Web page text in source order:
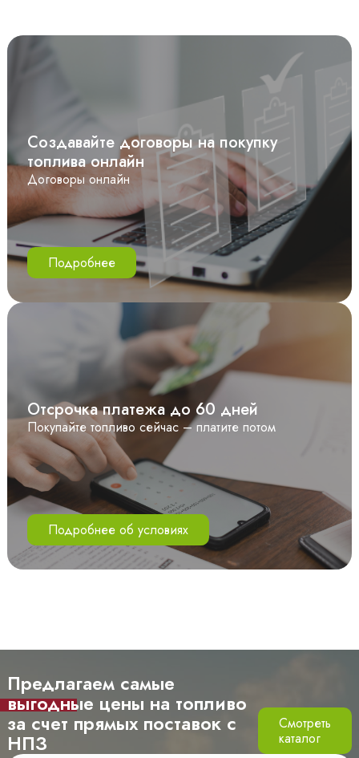
Создавайте договоры на покупку
топлива онлайн
Договоры онлайн
Подробнее
Отсрочка платежа до 60 дней
Покупайте топливо сейчас – платите потом
Подробнее об условиях
Предлагаем самые
выгодные цены на топливо
за счет прямых поставок с
НПЗ
Смотреть
каталог